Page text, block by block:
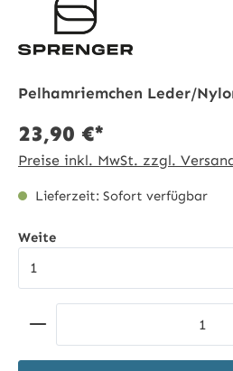
Pelhamriemchen Leder/
23,90 €*
Preise inkl. MwSt. zzgl.
Lieferzeit: Sofort verfügbar
Weiteauswählen
Produkt Anzahl: Gib den